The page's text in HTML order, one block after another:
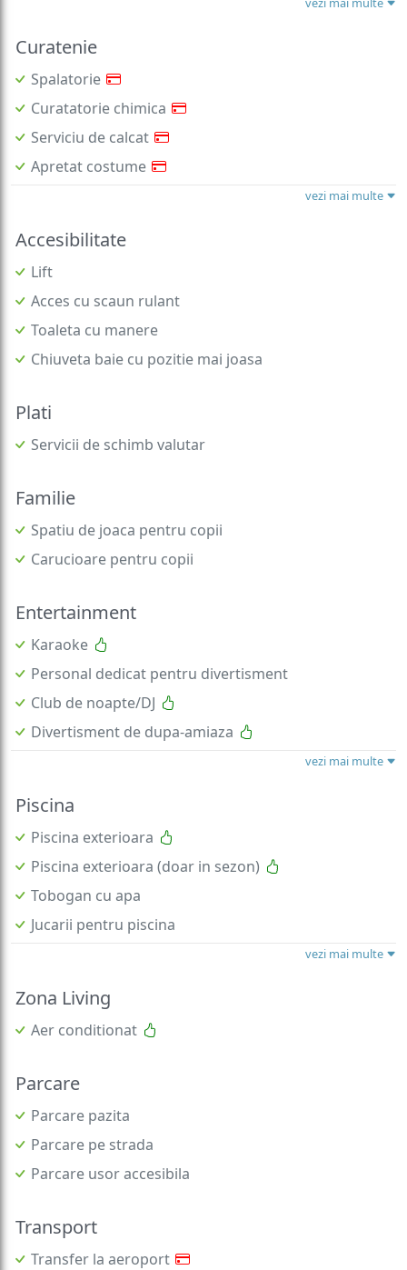
Curatenie
Spalatorie
Curatatorie chimica
Serviciu de calcat
Apretat costume
vezi mai multe
Accesibilitate
Lift
Acces cu scaun rulant
Toaleta cu manere
Chiuveta baie cu pozitie mai joasa
Plati
Servicii de schimb valutar
Familie
Spatiu de joaca pentru copii
Carucioare pentru copii
Entertainment
Karaoke
Personal dedicat pentru divertisment
Club de noapte/DJ
Divertisment de dupa-amiaza
vezi mai multe
Piscina
Piscina exterioara
Piscina exterioara (doar in sezon)
Tobogan cu apa
Jucarii pentru piscina
vezi mai multe
Zona Living
Aer conditionat
Parcare
Parcare pazita
Parcare pe strada
Parcare usor accesibila
Transport
Transfer la aeroport